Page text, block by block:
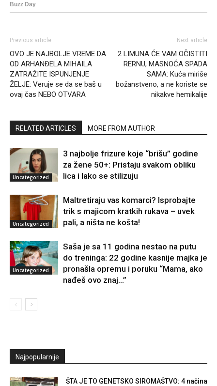
Previous article
OVO JE NAJBOLJE VREME DA
OD ARHANĐELA MIHAILA
ZATRAŽITE ISPUNJENJE
ŽELJE: Veruje se da se baš u
ovaj čas NEBO OTVARA
Next article
2 LIMUNA ĆE VAM OČISTITI
RERNU, MASNOĆA SPADA
SAMA: Kuća miriše
božanstveno, a ne koriste se
nikakve hemikalije
RELATED ARTICLES MORE FROM AUTHOR
Uncategorized
3 najbolje frizure koje “brišu” godine
za žene 50+: Pristaju svakom obliku
lica i lako se stilizuju
Uncategorized
Maltretiraju vas komarci? Isprobajte
trik s majicom kratkih rukava – uvek
pali, a ništa ne košta!
Uncategorized
Saša je sa 11 godina nestao na putu
do treninga: 22 godine kasnije majka je
pronašla opremu i poruku “Mama, ako
nađeš ovo znaj…”
Najpopularnije
ŠTA JE TO GENETSKO SIROMAŠTVO: 4 načina